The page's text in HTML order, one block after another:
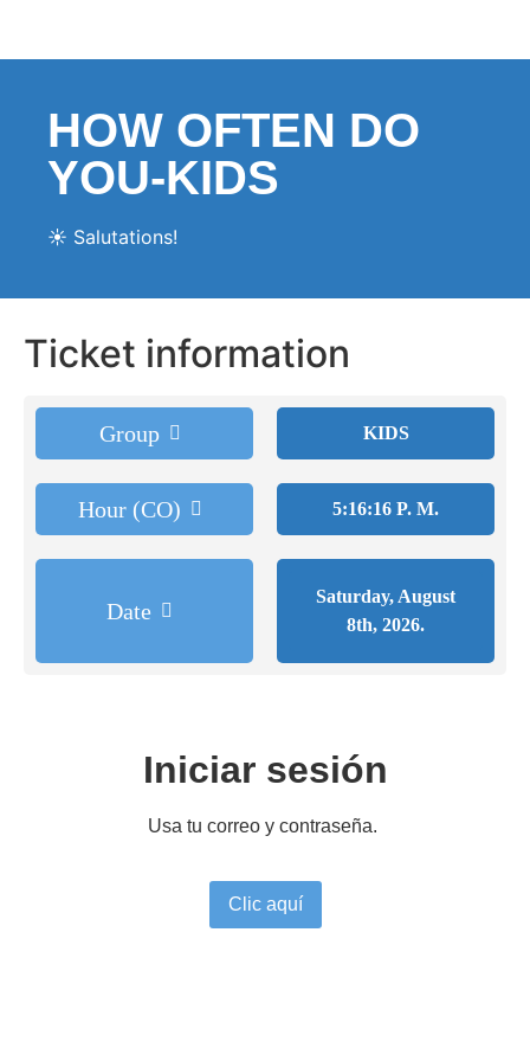
HOW OFTEN DO
YOU-KIDS
☀️ Salutations!
Ticket information
Group
Hour (CO)
Date
KIDS
5:16:16 P. M.
Saturday, August
8th, 2026.
Iniciar sesión
Usa tu correo y contraseña.
Clic aquí